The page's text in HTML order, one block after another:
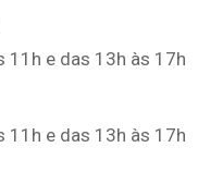
11h e das 13h às 17h
11h e das 13h às 17h